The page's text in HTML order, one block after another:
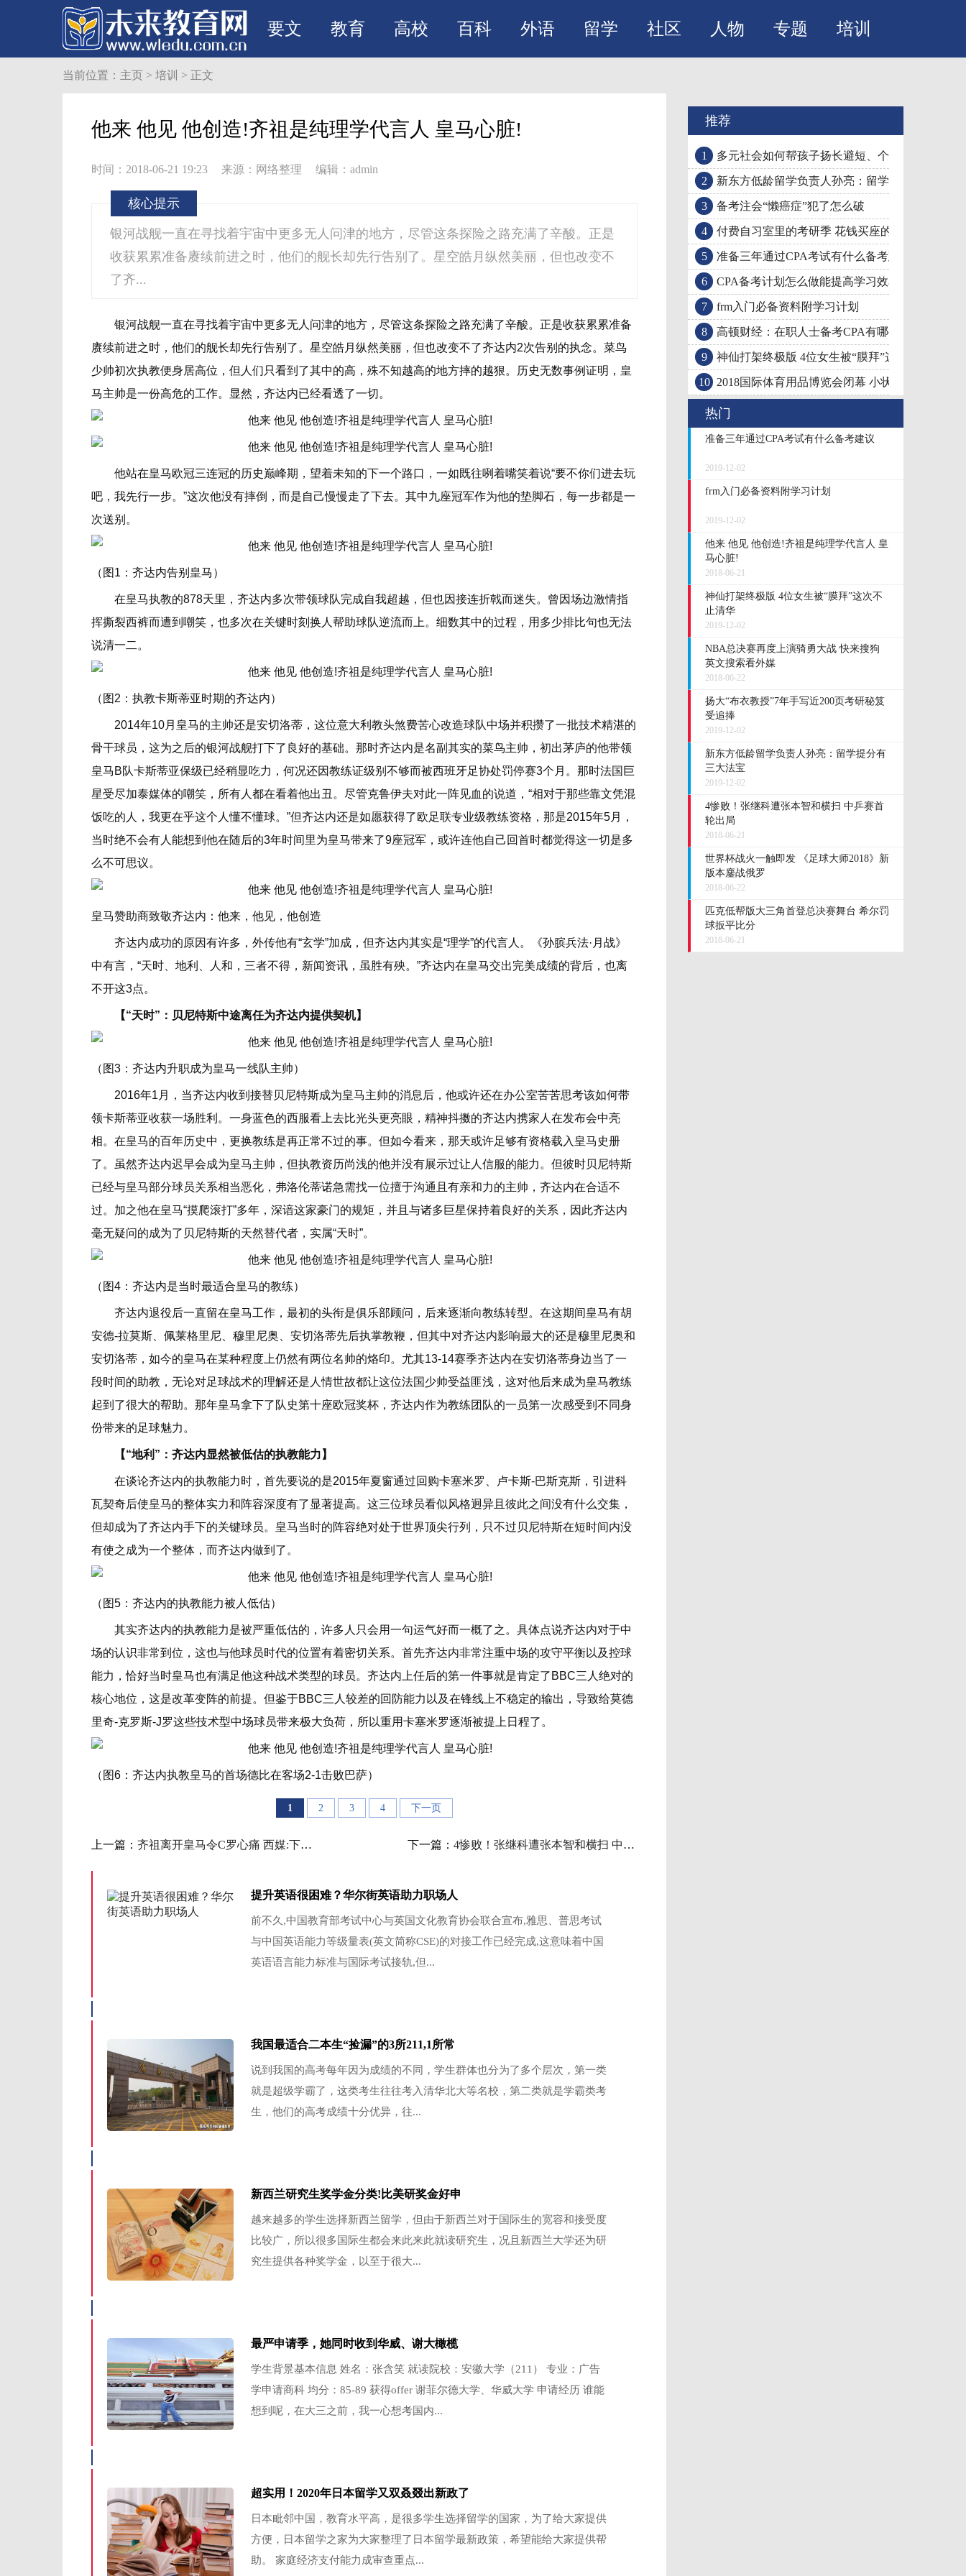
要文 教育 高校 百科 外语 留学 社区 人物 专题 培训
当前位置： 主页 > 培训 > 正文
他来 他见 他创造!齐祖是纯理学代言人 皇马心脏!
时间：2018-06-21 19:23 来源：网络整理 编辑：admin
核心提示
银河战舰一直在寻找着宇宙中更多无人问津的地方，尽管这条探险之路充满了辛酸。正是
收获累累准备赓续前进之时，他们的舰长却先行告别了。星空皓月纵然美丽，但也改变不
了齐...
银河战舰一直在寻找着宇宙中更多无人问津的地方，尽管这条探险之路充满了辛酸。正是收获累累准备
赓续前进之时，他们的舰长却先行告别了。星空皓月纵然美丽，但也改变不了齐达内2次告别的执念。菜鸟
少帅初次执教便身居高位，但人们只看到了其中的高，殊不知越高的地方摔的越狠。历史无数事例证明，皇
马主帅是一份高危的工作。显然，齐达内已经看透了一切。
他站在皇马欧冠三连冠的历史巅峰期，望着未知的下一个路口，一如既往咧着嘴笑着说“要不你们进去玩
吧，我先行一步。”这次他没有摔倒，而是自己慢慢走了下去。其中九座冠军作为他的垫脚石，每一步都是一
次送别。
（图1：齐达内告别皇马）
在皇马执教的878天里，齐达内多次带领球队完成自我超越，但也因接连折戟而迷失。曾因场边激情指
挥撕裂西裤而遭到嘲笑，也多次在关键时刻换人帮助球队逆流而上。细数其中的过程，用多少排比句也无法
说清一二。
（图2：执教卡斯蒂亚时期的齐达内）
2014年10月皇马的主帅还是安切洛蒂，这位意大利教头煞费苦心改造球队中场并积攒了一批技术精湛的
骨干球员，这为之后的银河战舰打下了良好的基础。那时齐达内是名副其实的菜鸟主帅，初出茅庐的他带领
皇马B队卡斯蒂亚保级已经稍显吃力，何况还因教练证级别不够而被西班牙足协处罚停赛3个月。那时法国巨
星受尽加泰媒体的嘲笑，所有人都在看着他出丑。尽管克鲁伊夫对此一阵见血的说道，“相对于那些靠文凭混
饭吃的人，我更在乎这个人懂不懂球。”但齐达内还是如愿获得了欧足联专业级教练资格，那是2015年5月，
当时绝不会有人能想到他在随后的3年时间里为皇马带来了9座冠军，或许连他自己回首时都觉得这一切是多
么不可思议。
皇马赞助商致敬齐达内：他来，他见，他创造
齐达内成功的原因有许多，外传他有“玄学”加成，但齐达内其实是“理学”的代言人。《孙膑兵法·月战》
中有言，“天时、地利、人和，三者不得，新闻资讯，虽胜有殃。”齐达内在皇马交出完美成绩的背后，也离
不开这3点。
【“天时”：贝尼特斯中途离任为齐达内提供契机】
（图3：齐达内升职成为皇马一线队主帅）
2016年1月，当齐达内收到接替贝尼特斯成为皇马主帅的消息后，他或许还在办公室苦苦思考该如何带
领卡斯蒂亚收获一场胜利。一身蓝色的西服看上去比光头更亮眼，精神抖擞的齐达内携家人在发布会中亮
相。在皇马的百年历史中，更换教练是再正常不过的事。但如今看来，那天或许足够有资格载入皇马史册
了。虽然齐达内迟早会成为皇马主帅，但执教资历尚浅的他并没有展示过让人信服的能力。但彼时贝尼特斯
已经与皇马部分球员关系相当恶化，弗洛伦蒂诺急需找一位擅于沟通且有亲和力的主帅，齐达内在合适不
过。加之他在皇马“摸爬滚打”多年，深谙这家豪门的规矩，并且与诸多巨星保持着良好的关系，因此齐达内
毫无疑问的成为了贝尼特斯的天然替代者，实属“天时”。
（图4：齐达内是当时最适合皇马的教练）
齐达内退役后一直留在皇马工作，最初的头衔是俱乐部顾问，后来逐渐向教练转型。在这期间皇马有胡
安德-拉莫斯、佩莱格里尼、穆里尼奥、安切洛蒂先后执掌教鞭，但其中对齐达内影响最大的还是穆里尼奥和
安切洛蒂，如今的皇马在某种程度上仍然有两位名帅的烙印。尤其13-14赛季齐达内在安切洛蒂身边当了一
段时间的助教，无论对足球战术的理解还是人情世故都让这位法国少帅受益匪浅，这对他后来成为皇马教练
起到了很大的帮助。那年皇马拿下了队史第十座欧冠奖杯，齐达内作为教练团队的一员第一次感受到不同身
份带来的足球魅力。
【“地利”：齐达内显然被低估的执教能力】
在谈论齐达内的执教能力时，首先要说的是2015年夏窗通过回购卡塞米罗、卢卡斯-巴斯克斯，引进科
瓦契奇后使皇马的整体实力和阵容深度有了显著提高。这三位球员看似风格迥异且彼此之间没有什么交集，
但却成为了齐达内手下的关键球员。皇马当时的阵容绝对处于世界顶尖行列，只不过贝尼特斯在短时间内没
有使之成为一个整体，而齐达内做到了。
（图5：齐达内的执教能力被人低估）
其实齐达内的执教能力是被严重低估的，许多人只会用一句运气好而一概了之。具体点说齐达内对于中
场的认识非常到位，这也与他球员时代的位置有着密切关系。首先齐达内非常注重中场的攻守平衡以及控球
能力，恰好当时皇马也有满足他这种战术类型的球员。齐达内上任后的第一件事就是肯定了BBC三人绝对的
核心地位，这是改革变阵的前提。但鉴于BBC三人较差的回防能力以及在锋线上不稳定的输出，导致给莫德
里奇-克罗斯-J罗这些技术型中场球员带来极大负荷，所以重用卡塞米罗逐渐被提上日程了。
（图6：齐达内执教皇马的首场德比在客场2-1击败巴萨）
1 2 3 4 下一页
上一篇： 齐祖离开皇马令C罗心痛 西媒:下个离队的或是他 下一篇： 4惨败！张继科遭张本智和横扫 中乒赛首轮出局
提升英语很困难？华尔街英语助力职场人
前不久,中国教育部考试中心与英国文化教育协会联合宣布,雅思、普思考试
与中国英语能力等级量表(英文简称CSE)的对接工作已经完成,这意味着中国
英语语言能力标准与国际考试接轨,但...
我国最适合二本生“捡漏”的3所211,1所常
说到我国的高考每年因为成绩的不同，学生群体也分为了多个层次，第一类
就是超级学霸了，这类考生往往考入清华北大等名校，第二类就是学霸类考
生，他们的高考成绩十分优异，往...
新西兰研究生奖学金分类!比美研奖金好申
越来越多的学生选择新西兰留学，但由于新西兰对于国际生的宽容和接受度
比较广，所以很多国际生都会来此来此就读研究生，况且新西兰大学还为研
究生提供各种奖学金，以至于很大...
最严申请季，她同时收到华威、谢大橄榄
学生背景基本信息 姓名：张含笑 就读院校：安徽大学（211） 专业：广告
学申请商科 均分：85-89 获得offer 谢菲尔德大学、华威大学 申请经历 谁能
想到呢，在大三之前，我一心想考国内...
超实用！2020年日本留学又双叒叕出新政了
日本毗邻中国，教育水平高，是很多学生选择留学的国家，为了给大家提供
方便，日本留学之家为大家整理了日本留学最新政策，希望能给大家提供帮
助。 家庭经济支付能力成审查重点...
推荐
1 多元社会如何帮孩子扬长避短、个性发展
2 新东方低龄留学负责人孙亮：留学提分有三大法
3 备考注会“懒癌症”犯了怎么破
4 付费自习室里的考研季 花钱买座的人越来越多
5 准备三年通过CPA考试有什么备考建议
6 CPA备考计划怎么做能提高学习效率
7 frm入门必备资料附学习计划
8 高顿财经：在职人士备考CPA有哪些建议
9 神仙打架终极版 4位女生被“膜拜”这次不止清华
10 2018国际体育用品博览会闭幕 小状元轮滑引领时
热门
准备三年通过CPA考试有什么备考建议
2019-12-02
frm入门必备资料附学习计划
2019-12-02
他来 他见 他创造!齐祖是纯理学代言人 皇
马心脏!
2018-06-21
神仙打架终极版 4位女生被“膜拜”这次不
止清华
2019-12-02
NBA总决赛再度上演骑勇大战 快来搜狗
英文搜索看外媒
2018-06-22
扬大“布衣教授”7年手写近200页考研秘笈
受追捧
2019-12-02
新东方低龄留学负责人孙亮：留学提分有
三大法宝
2019-12-02
4惨败！张继科遭张本智和横扫 中乒赛首
轮出局
2018-06-21
世界杯战火一触即发 《足球大师2018》新
版本鏖战俄罗
2018-06-22
匹克低帮版大三角首登总决赛舞台 希尔罚
球扳平比分
2018-06-21